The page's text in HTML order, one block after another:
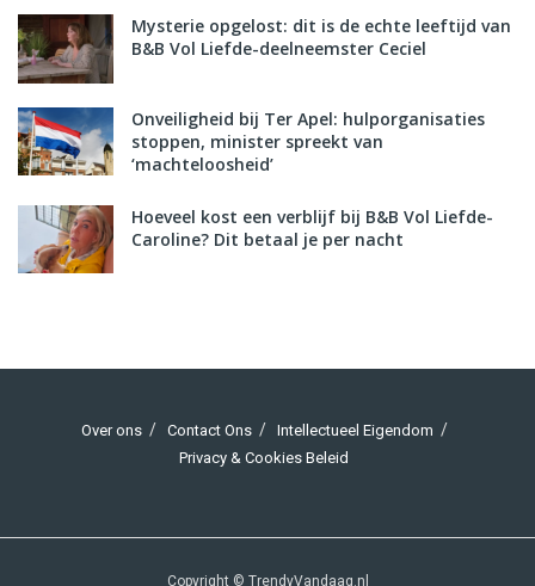
Mysterie opgelost: dit is de echte leeftijd van
B&B Vol Liefde-deelneemster Ceciel
Onveiligheid bij Ter Apel: hulporganisaties
stoppen, minister spreekt van
‘machteloosheid’
Hoeveel kost een verblijf bij B&B Vol Liefde-
Caroline? Dit betaal je per nacht
Over ons Contact Ons
Intellectueel Eigendom
Privacy & Cookies Beleid
Copyright © TrendyVandaag.nl